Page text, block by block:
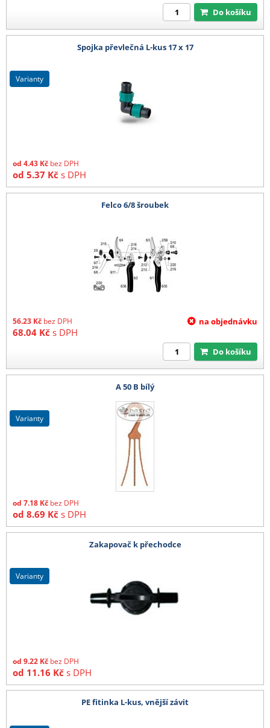
Do košíku
Spojka převlečná L-kus 17 x 17
od 4.43 Kč bez DPH
od 5.37 Kč s DPH
varianty
Felco 6/8 šroubek
56.23 Kč bez DPH
68.04 Kč s DPH
na objednávku
Do košíku
A 50 B bílý
od 7.18 Kč bez DPH
od 8.69 Kč s DPH
varianty
Zakapovač k přechodce
od 9.22 Kč bez DPH
od 11.16 Kč s DPH
varianty
PE fitinka L-kus, vnější závit